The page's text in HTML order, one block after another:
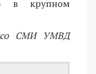
в крупном
со СМИ УМВД